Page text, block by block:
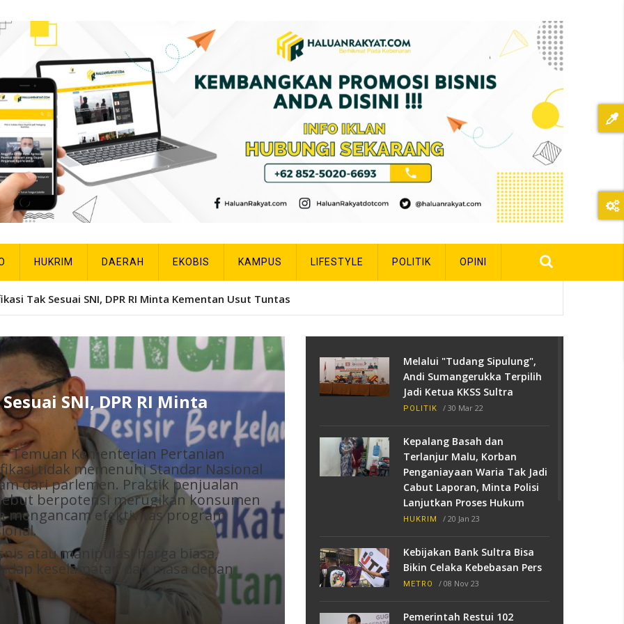
HUKRIM DAERAH EKOBIS KAMPUS LIFESTYLE POLITIK OPINI
Umum Liga Alumni VII Smansa Kulisusu
Alumni VII Smansa
Melalui "Tudang Sipulung",
Andi Sumangerukka Terpilih
Jadi Ketua KKSS Sultra
POLITIK / 30 Mar 22
Kepalang Basah dan
Terlanjur Malu, Korban
Penganiayaan Waria Tak Jadi
Cabut Laporan, Minta Polisi
Lanjutkan Proses Hukum
HUKRIM / 20 Jan 23
Kebijakan Bank Sultra Bisa
Bikin Celaka Kebebasan Pers
METRO / 08 Nov 23
Pemerintah Restui 102